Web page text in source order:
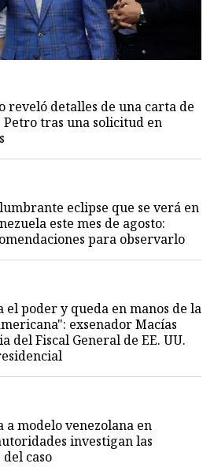
reveló detalles de una carta de
tras una solicitud en
eclipse que se verá en
este mes de agosto:
para observarlo
el poder y queda en manos de la
exsenador Macías
del Fiscal General de EE. UU.
a modelo venezolana en
investigan las
caso